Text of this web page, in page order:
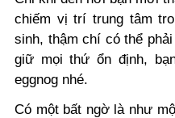
chiếm vị trí trung tâm
sinh, thậm chí có thể
giữ mọi thứ ổn định,
eggnog nhé.
Có một bất ngờ là như